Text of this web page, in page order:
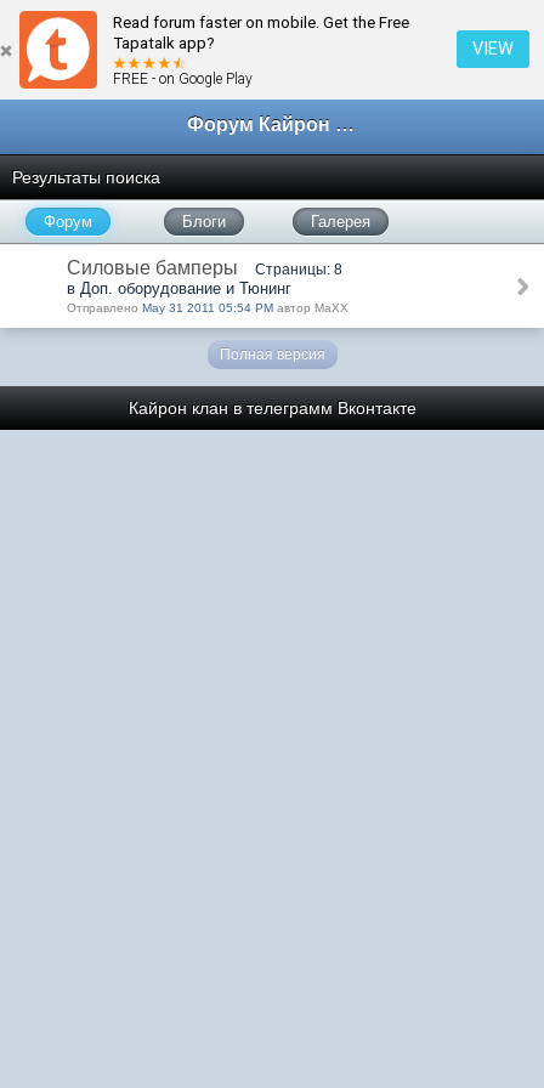
Read forum faster on mobile. Get the Free
Tapatalk app?
FREE - on Google Play
VIEW
Форум Кайрон клана
Результаты поиска
Форум Блоги Галерея
Силовые бамперы Страницы: 8
в Доп. оборудование и Тюнинг
Отправлено May 31 2011 05:54 PM автор МаХХ
Полная версия
Кайрон клан в телеграмм Вконтакте